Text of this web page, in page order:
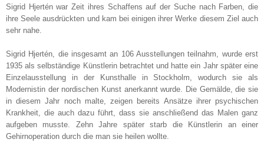
Sigrid Hjertén war Zeit ihres Schaffens auf der Suche nach Farben, die
ihre Seele ausdrückten und kam bei einigen ihrer Werke diesem Ziel auch
sehr nahe.
Sigrid Hjertén, die insgesamt an 106 Ausstellungen teilnahm, wurde erst
1935 als selbständige Künstlerin betrachtet und hatte ein Jahr später eine
Einzelausstellung in der Kunsthalle in Stockholm, wodurch sie als
Modernistin der nordischen Kunst anerkannt wurde. Die Gemälde, die sie
in diesem Jahr noch malte, zeigen bereits Ansätze ihrer psychischen
Krankheit, die auch dazu führt, dass sie anschließend das Malen ganz
aufgeben musste. Zehn Jahre später starb die Künstlerin an einer
Gehirnoperation durch die man sie heilen wollte.